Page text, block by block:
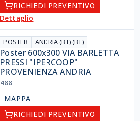
RICHIEDI PREVENTIVO
Dettaglio
POSTER ANDRIA (BT) (BT)
Poster 600x300 VIA BARLETTA
PRESSI "IPERCOOP"
PROVENIENZA ANDRIA
488
MAPPA
RICHIEDI PREVENTIVO